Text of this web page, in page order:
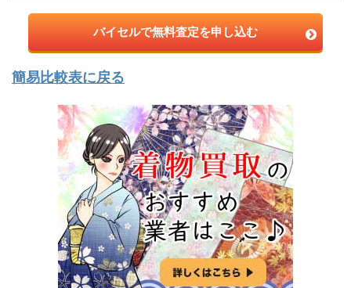
バイセルで無料査定を申し込む
簡易比較表に戻る